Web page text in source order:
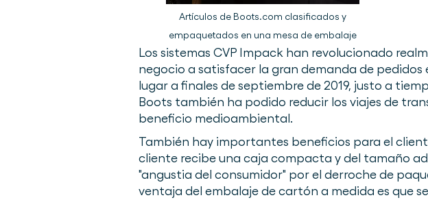
Artículos de Boots.com clasificados y
empaquetados en una mesa de embalaje
Los sistemas CVP Impack han revolucionado
negocio a satisfacer la gran demanda de pedidos
lugar a finales de septiembre de 2019, justo a
Boots también ha podido reducir los viajes de
beneficio medioambiental.
También hay importantes beneficios para el
cliente recibe una caja compacta y del tamaño
"angustia del consumidor" por el derroche de
ventaja del embalaje de cartón a medida es que